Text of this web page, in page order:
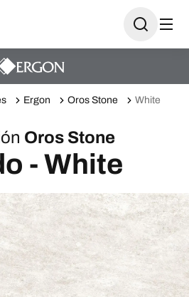
Ergon Oros Stone White
Oros Stone
- White